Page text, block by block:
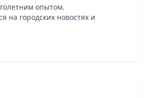
опытом.
на городских новостях и